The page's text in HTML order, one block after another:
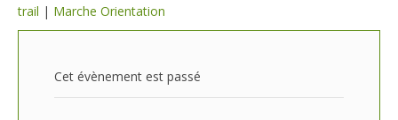
trail | Marche Orientation
Cet évènement est passé